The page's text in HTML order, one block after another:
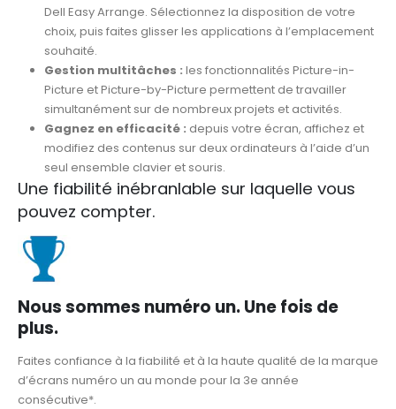
Dell Easy Arrange. Sélectionnez la disposition de votre
choix, puis faites glisser les applications à l’emplacement
souhaité.
Gestion multitâches : les fonctionnalités Picture-in-
Picture et Picture-by-Picture permettent de travailler
simultanément sur de nombreux projets et activités.
Gagnez en efficacité : depuis votre écran, affichez et
modifiez des contenus sur deux ordinateurs à l’aide d’un
seul ensemble clavier et souris.
Une fiabilité inébranlable sur laquelle vous
pouvez compter.
Nous sommes numéro un. Une fois de
plus.
Faites confiance à la fiabilité et à la haute qualité de la marque
d’écrans numéro un au monde pour la 3e année
consécutive*.